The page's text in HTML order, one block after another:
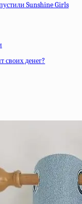
Sunshine Girls
своих денег?